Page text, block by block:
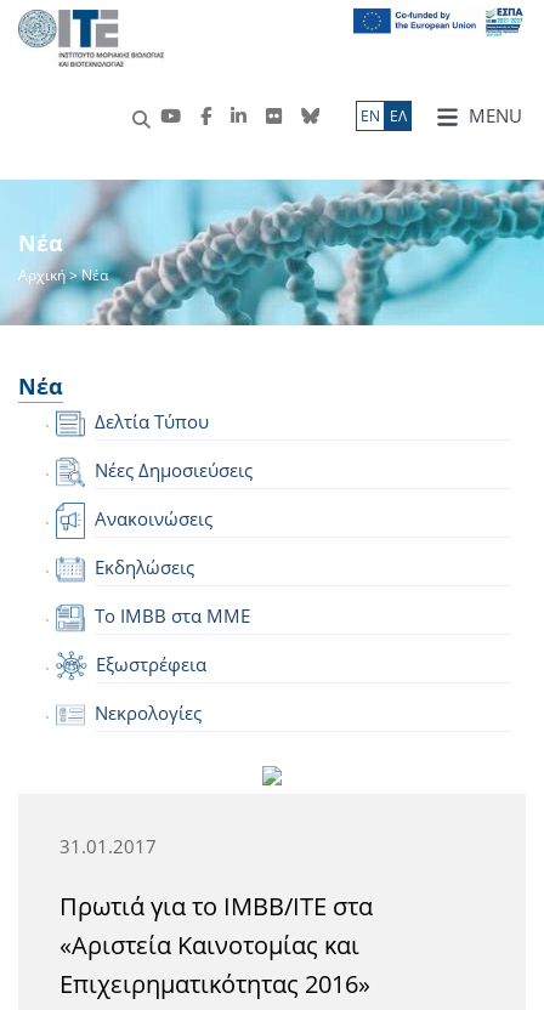
MENU
ΕN ΕΛ
Νέα
Αρχική> Νέα
Νέα
Δελτία Τύπου
Νέες Δημοσιεύσεις
Ανακοινώσεις
Εκδηλώσεις
Το IMBB στα ΜΜΕ
Εξωστρέφεια
Νεκρολογίες
31.01.2017
Πρωτιά για το IMBB/ITE στα
«Αριστεία Καινοτομίας και
Επιχειρηματικότητας 2016»